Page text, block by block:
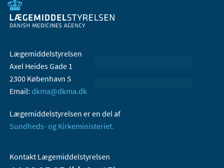
Lægemiddelstyrelsen
Axel Heides Gade 1
2300 København S
Email: dkma@dkma.dk
Lægemiddelstyrelsen er en del af
Sundheds- og Kirkeministeriet.
Kontakt Lægemiddelstyrelsen